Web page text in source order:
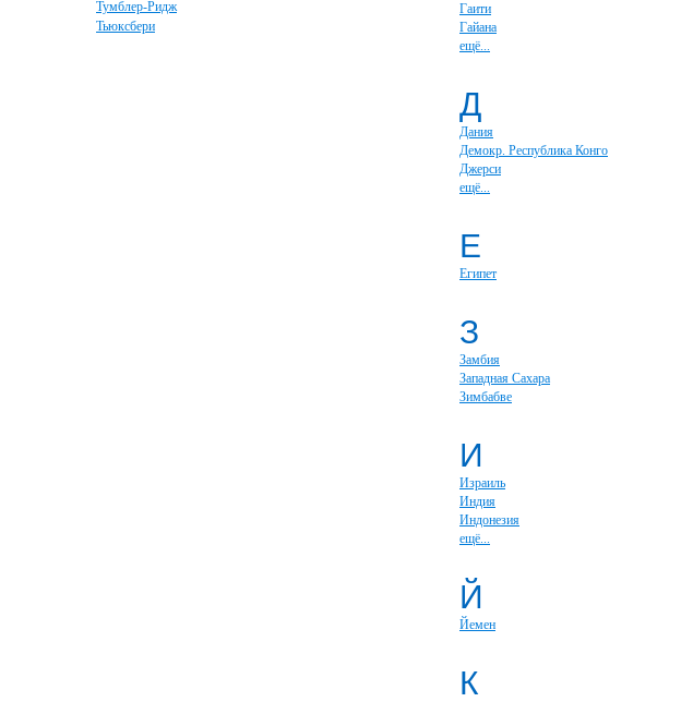
Тумблер-Ридж
Тьюксбери
Гаити
Гайана
ещё...
Д
Дания
Демокр. Республика Конго
Джерси
ещё...
Е
Египет
З
Замбия
Западная Сахара
Зимбабве
И
Израиль
Индия
Индонезия
ещё...
Й
Йемен
К